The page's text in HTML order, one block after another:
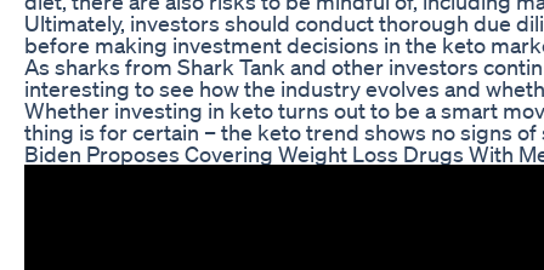
Ultimately, investors should conduct thorough due
before making investment decisions in the keto
As sharks from Shark Tank and other investors
interesting to see how the industry evolves and
Whether investing in keto turns out to be a smart
thing is for certain – the keto trend shows no signs
Biden Proposes Covering Weight Loss Drugs With